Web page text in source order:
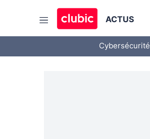
ACTUS
Cybersécurité